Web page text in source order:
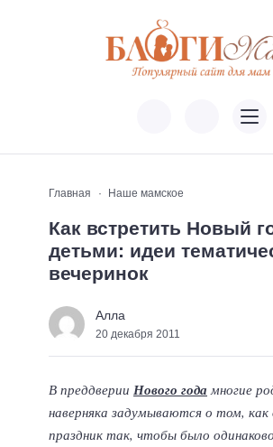
Главная Наше мамское
Как встретить Новый
детьми: идеи
вечеринок
Алла
20 декабря 2011
В преддверии Нового года многие
наверняка задумываются о том, как
праздник так, чтобы было